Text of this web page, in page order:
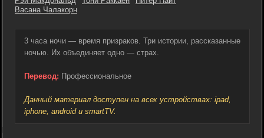
Васана Чалакорн
3 часа ночи — время призраков. Три истории, рассказанные
ночью. Их объединяет одно — страх.
Перевод: Профессиональное
Данный материал доступен на всех устройствах: ipad,
iphone, android и smartTV.